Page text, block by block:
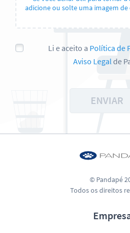
adicione ou solte uma imagem
Li e aceito a Política de
Aviso Legalde
ENVIAR
© Pandapé
Todos os direitos